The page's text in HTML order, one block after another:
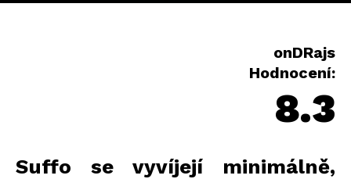
onDRajs
Hodnocení:
8.3
Suffo se vyvíjejí minimálně,